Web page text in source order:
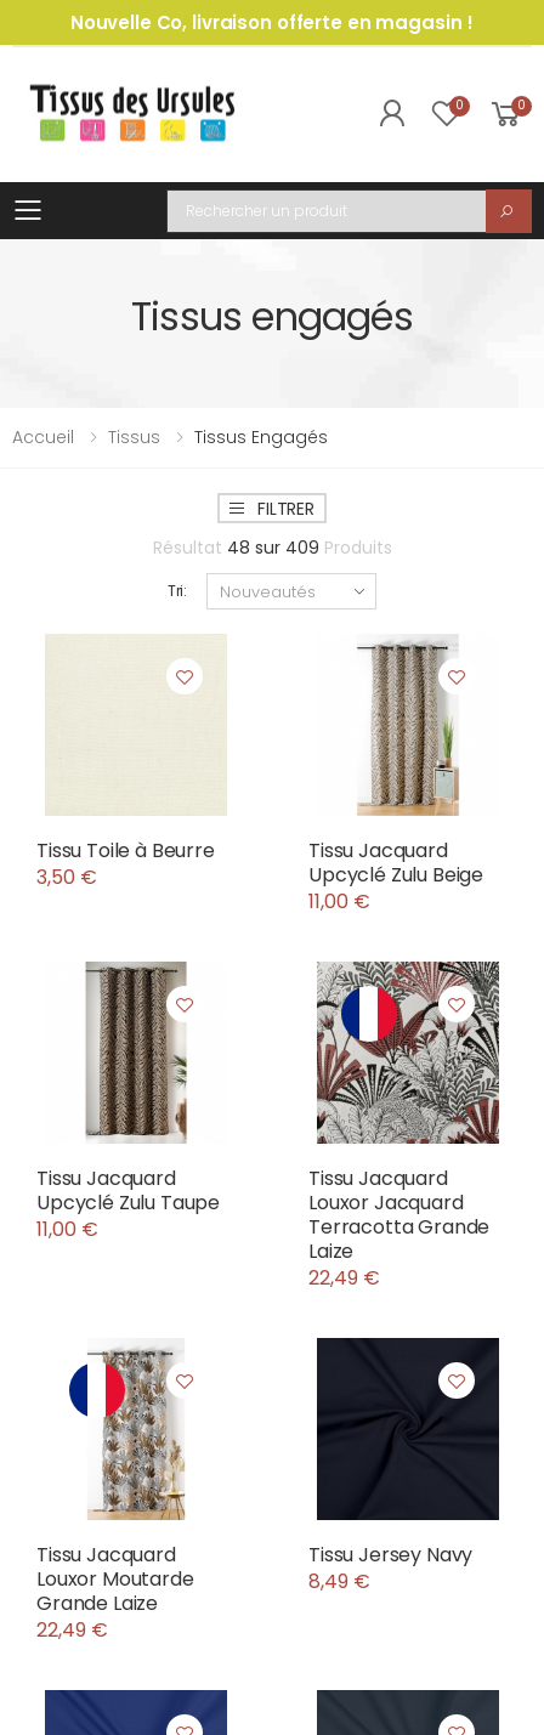
Nouvelle Co, livraison offerte en magasin !
0 0
Toggle mobile menu
Recherche
Tissus engagés
Accueil Tissus Tissus Engagés
FILTRER
Résultat 48 sur 409 Produits
Tri:
Tissu Toile à Beurre
3,50 €
Tissu Jacquard
Upcyclé Zulu Beige
11,00 €
Tissu Jacquard
Upcyclé Zulu Taupe
11,00 €
Tissu Jacquard
Louxor Jacquard
Terracotta Grande
Laize
22,49 €
Tissu Jacquard
Louxor Moutarde
Grande Laize
22,49 €
Tissu Jersey Navy
8,49 €